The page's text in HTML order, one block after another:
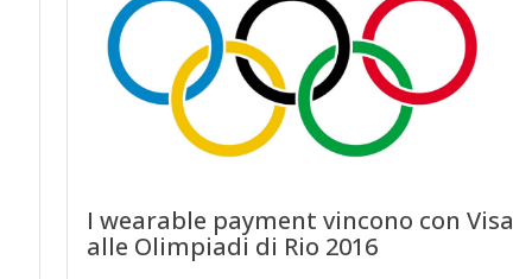
I wearable payment vincono con Visa
alle Olimpiadi di Rio 2016